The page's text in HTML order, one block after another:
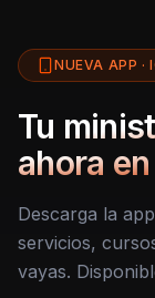
NUEVA APP ·
Tu
ahora
Descarga la
servicios,
vayas.